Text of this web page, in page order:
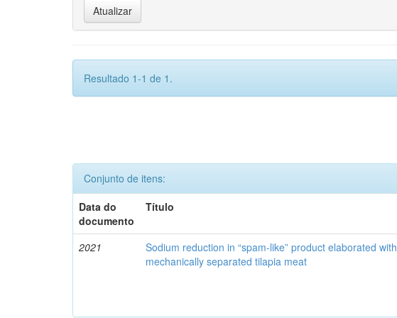
Resultado 1-1 de 1.
Conjunto de itens:
Data do
documento
Título
2021
Sodium reduction in “spam-like” product elaborated with
mechanically separated tilapia meat